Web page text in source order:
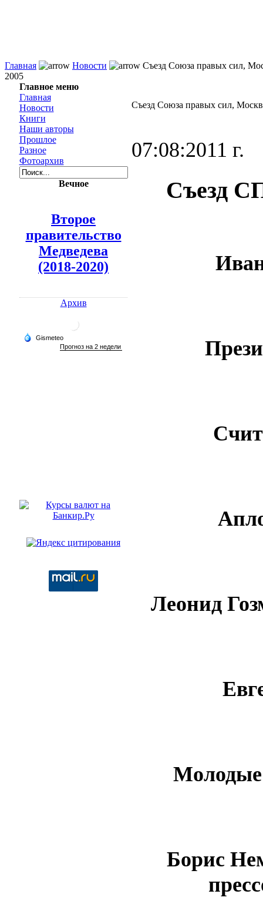
Главная Новости
Съезд Союза правых сил,
2005
Главное меню
Главная
Новости
Книги
Наши авторы
Прошлое
Разное
Фотоархив
Вечное
Второе
правительство
Медведева
(2018-2020)
Архив
Съезд Союза правых сил,
07:08:2011 г.
Съезд
Леонид
Молодые
Борис